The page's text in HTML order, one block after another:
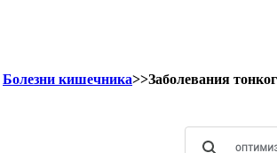
Болезни кишечника>>Заболевания